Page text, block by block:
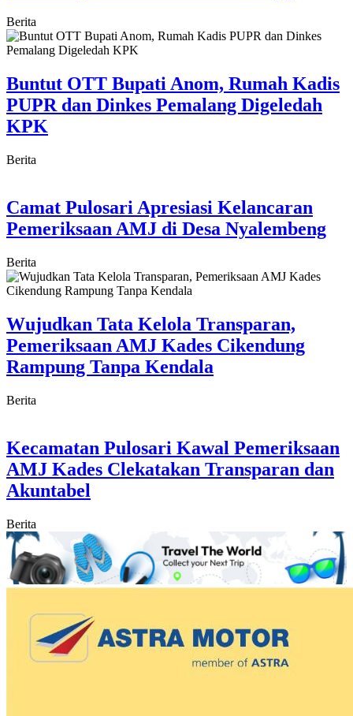
Berita
Buntut OTT Bupati Anom, Rumah Kadis
PUPR dan Dinkes Pemalang Digeledah
KPK
Berita
Camat Pulosari Apresiasi Kelancaran
Pemeriksaan AMJ di Desa Nyalembeng
Berita
Wujudkan Tata Kelola Transparan,
Pemeriksaan AMJ Kades Cikendung
Rampung Tanpa Kendala
Berita
Kecamatan Pulosari Kawal Pemeriksaan
AMJ Kades Clekatakan Transparan dan
Akuntabel
Berita